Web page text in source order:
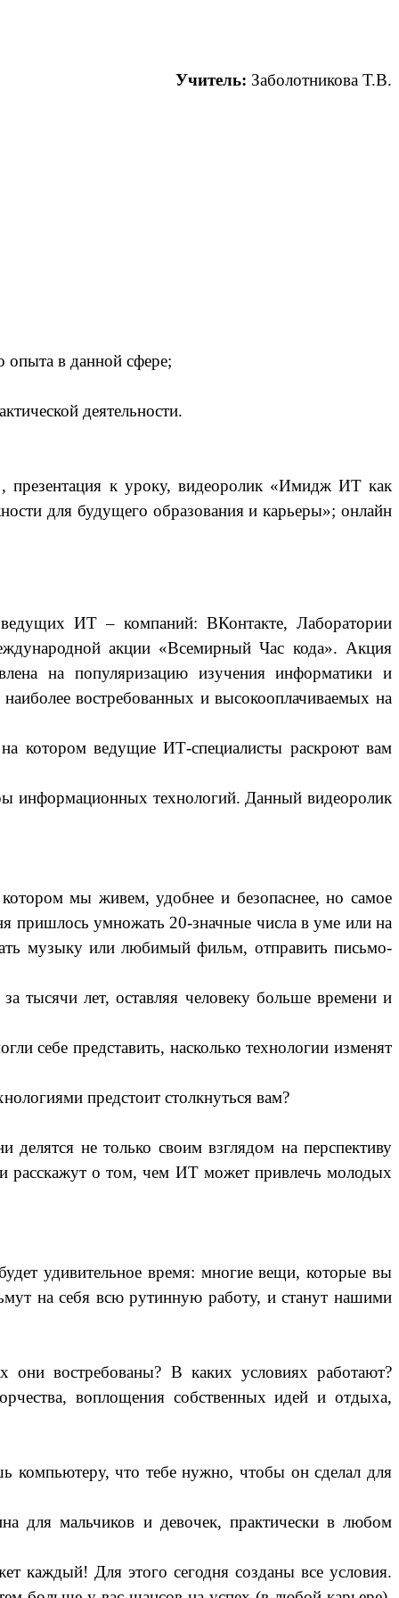
Учитель: Заболотникова Т.В.
опыта в данной сфере;
деятельности.
презентация к уроку, видеоролик «Имидж ИТ как
для будущего образования и карьеры»; онлайн
ИТ – компаний: ВКонтакте, Лаборатории
акции «Всемирный Час кода». Акция
на популяризацию изучения информатики и
востребованных и высокооплачиваемых на
котором ведущие ИТ-специалисты раскроют вам
информационных технологий. Данный видеоролик
мы живем, удобнее и безопаснее, но самое
пришлось умножать 20-значные числа в уме или на
музыку или любимый фильм, отправить письмо-
тысячи лет, оставляя человеку больше времени и
себе представить, насколько технологии изменят
предстоит столкнуться вам?
не только своим взглядом на перспективу
расскажут о том, чем ИТ может привлечь молодых
удивительное время: многие вещи, которые вы
на себя всю рутинную работу, и станут нашими
востребованы? В каких условиях работают?
воплощения собственных идей и отдыха,
компьютеру, что тебе нужно, чтобы он сделал для
для мальчиков и девочек, практически в любом
каждый! Для этого сегодня созданы все условия.